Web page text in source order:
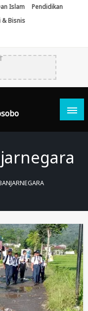
Islam
Pendidikan
& Bisnis